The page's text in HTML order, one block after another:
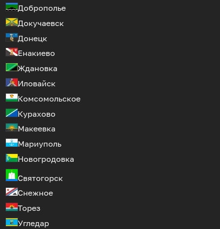
Доброполье
Докучаевск
Донецк
Енакиево
Ждановка
Иловайск
Комсомольское
Курахово
Макеевка
Мариуполь
Новогродовка
Святогорск
Снежное
Торез
Угледар